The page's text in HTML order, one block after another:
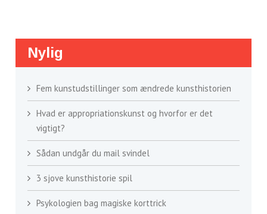
Nylig
Fem kunstudstillinger som ændrede kunsthistorien
Hvad er appropriationskunst og hvorfor er det
vigtigt?
Sådan undgår du mail svindel
3 sjove kunsthistorie spil
Psykologien bag magiske korttrick